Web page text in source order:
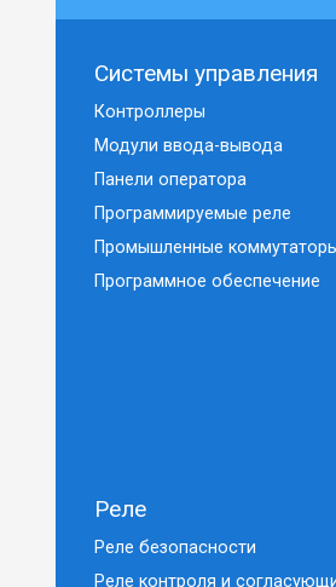
Системы управления
Контроллеры
Модули ввода-вывода
Панели оператора
Программируемые реле
Промышленные
Программное обеспечение
Реле
Реле безопасности
Реле контроля и